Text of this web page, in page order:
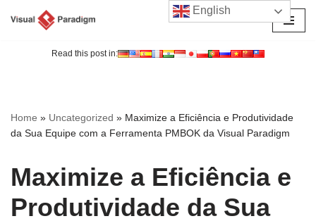
Read this post in:
Home » Uncategorized » Maximize a Eficiência e Produtividade
da Sua Equipe com a Ferramenta PMBOK da Visual Paradigm
Maximize a Eficiência e
Produtividade da Sua
English